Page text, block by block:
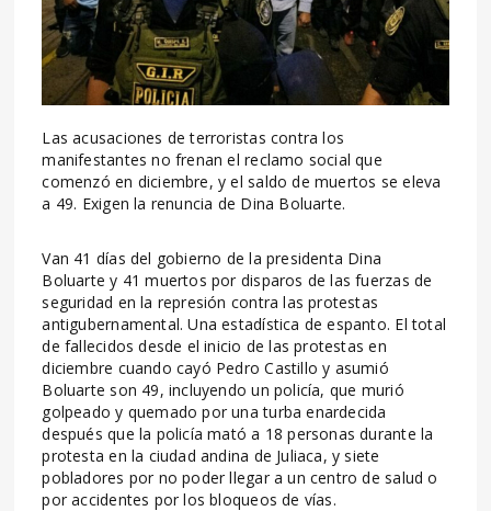
Las acusaciones de terroristas contra los
manifestantes no frenan el reclamo social que
comenzó en diciembre, y el saldo de muertos se eleva
a 49. Exigen la renuncia de Dina Boluarte.
Van 41 días del gobierno de la presidenta Dina
Boluarte y 41 muertos por disparos de las fuerzas de
seguridad en la represión contra las protestas
antigubernamental. Una estadística de espanto. El total
de fallecidos desde el inicio de las protestas en
diciembre cuando cayó Pedro Castillo y asumió
Boluarte son 49, incluyendo un policía, que murió
golpeado y quemado por una turba enardecida
después que la policía mató a 18 personas durante la
protesta en la ciudad andina de Juliaca, y siete
pobladores por no poder llegar a un centro de salud o
por accidentes por los bloqueos de vías.